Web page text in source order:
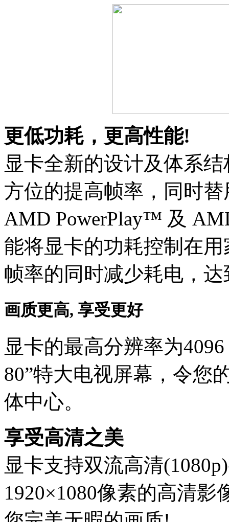
更低功耗，更高性能!
显卡全新的设计及体系
方位的提高帧率，同时
AMD PowerPlay™ 及
能将显卡的功耗控制在
帧率的同时减少耗电，
画质更高, 享受更好
显卡的最高分辨率为
80”特大电视屏幕，令您
体中心。
享受高清之美
显卡支持双流高清
1920×1080像素的高清